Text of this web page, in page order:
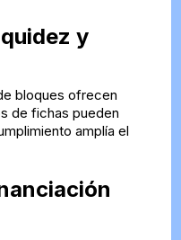
y
bloques ofrecen
de fichas pueden
amplía el